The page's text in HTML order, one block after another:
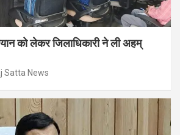
को लेकर जिलाधिकारी ने ली अहम्
Satta News